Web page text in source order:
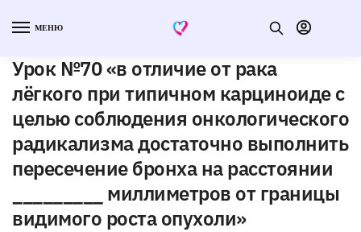
МЕНЮ
Урок №70 «в отличие от рака
лёгкого при типичном карциноиде с
целью соблюдения онкологического
радикализма достаточно выполнить
пересечение бронха на расстоянии
_________ миллиметров от границы
видимого роста опухоли»